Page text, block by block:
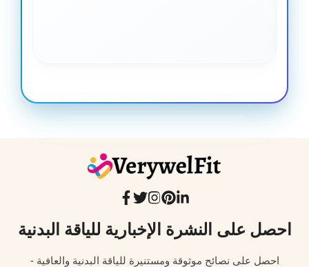
احصل على النشرة الإخبارية للياقة البدنية
احصل على نصائح موثوقة ومستنيرة للياقة البدنية والعافية -